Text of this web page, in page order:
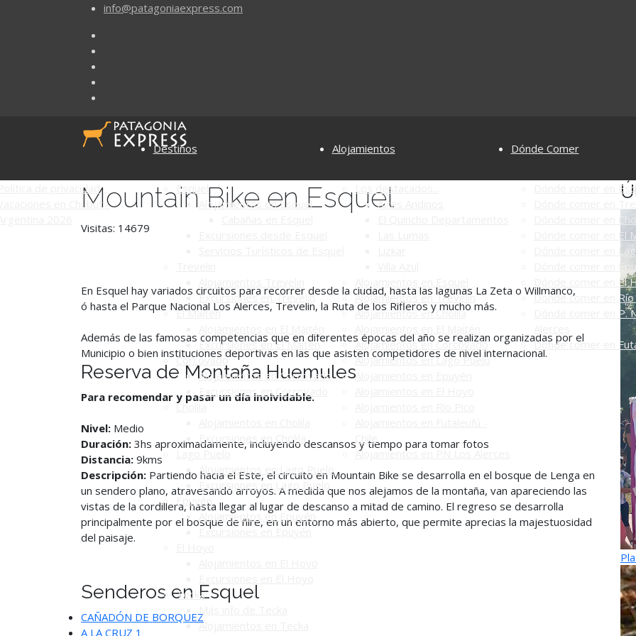
info@patagoniaexpress.com
de privacidad
en Chubut -
Destinos
Esquel
Alojamientos en Esquel
Excursiones en Trevelin
El Maitén
Excursiones en El Maitén
Corcovado
Alojamientos en Corcovado
Excursiones en Corcovado
Cholila
Excursiones en Cholila
Alojamientos en Lago Puelo
Excursiones en Lago Puelo
Epuyén
Alojamientos en Epuyén
Excursiones en Epuyén
Tecka
Alojamientos en Tecka
Alojamientos
Los destacados...
Aires Andinos
Alojamientos en Trevelin
Alojamientos en Cholila
Alojamientos en Corcovado
Alojamientos en Lago Puelo
Alojamientos en Epuyén
Chile
Alojamientos en PN Los Alerces
Dónde Comer
Dónde comer en
Dónde comer en
Dónde comer en El
Dónde comer en
Dónde comer en
Dónde comer en El
Dónde comer en Río
Dónde comer en P.
Dónde comer en
Mountain Bike en Esquel
Visitas: 14679
En Esquel hay variados circuitos para recorrer desde la ciudad, hasta las lagunas La Zeta o Willmanco,
ó hasta el Parque Nacional Los Alerces, Trevelin, la Ruta de los Rifleros y mucho más.
Además de las famosas competencias que en diferentes épocas del año se realizan organizadas por el
Municipio o bien instituciones deportivas en las que asisten competidores de nivel internacional.
Reserva de Montaña Huemules
Para recomendar y pasar un día inolvidable.
Nivel: Medio
Duración: 3hs aproximadamente, incluyendo descansos y tiempo para tomar fotos
Distancia: 9kms
Descripción: Partiendo hacia el Este, el circuito en Mountain Bike se desarrolla en el bosque de Lenga en
un sendero plano, atravesando arroyos. A medida que nos alejamos de la montaña, van apareciendo las
vistas de la cordillera, hasta llegar al lugar de descanso a mitad de camino. El regreso se desarrolla
principalmente por el bosque de ñire, en un entorno más abierto, que permite aprecias la majestuosidad
del paisaje.
Senderos en Esquel
CAÑADÓN DE BORQUEZ
A LA CRUZ 1